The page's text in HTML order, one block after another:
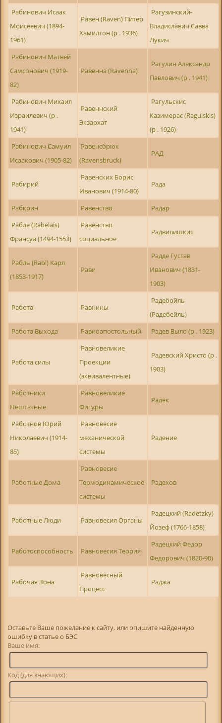
Рабинович Исаак
Моисеевич (1894-
1961)
Равен (Raven) Питер
Хамилтон (р . 1936)
Рагузинский-
Владиславич Савва
Лукич
Рабинович Матвей
Самсонович (1919-
82)
Равенна (Ravenna)
Рагулин Александр
Павлович (р . 1941)
Рабинович Михаил
Израилевич (р .
1941)
Равеннский
Экзархат
Рагульскис
Казимерас (Ragulskis)
(р . 1926)
Рабинович Самуил
Исаакович (1905-82)
Равенсбрюк
(Ravensbruck)
РАД
Рабирий
Равенских Борис
Иванович (1914-80)
Рада
Рабкрин Равенство
Радар
Рабле (Rabelais)
Франсуа (1494-1553)
Равенство
социальное
Радвилишкис
Рабль (Rabl) Карл
(1853-1917)
Рави
Радде Густав
Иванович (1831-
1903)
Работа Равнины
Радебойль
(Радебейль)
Работа Выхода
Равноапостольный Радев Выло (р . 1923)
Работа силы
Равновеликие
Проекции
(эквивалентные)
Радевский Христо (р .
1903)
Работники
Нештатные
Равновеликие
Фигуры
Радек
Работнов Юрий
Николаевич (1914-
85)
Равновесие
механической
системы
Радение
Работные Дома
Равновесие
Термодинамическое
системы
Радехов
Работные Люди Равновесия Органы
Радецкий (Radetzky)
Йозеф (1766-1858)
Работоспособность Равновесия Теория
Радецкий Федор
Федорович (1820-90)
Рабочая Зона
Равновесный
Процесс
Раджа
Оставьте Ваше пожелание к сайту, или опишите найденную
ошибку в статье о БЭС
Ваше имя:
Код (для знающих):